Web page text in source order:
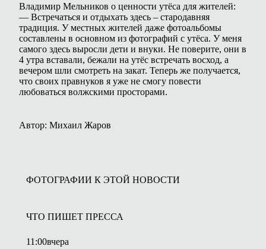
Владимир Мельников о ценности утёса для жителей:
— Встречаться и отдыхать здесь – стародавняя
традиция. У местных жителей даже фотоальбомы
составлены в основном из фотографий с утёса. У меня
самого здесь выросли дети и внуки. Не поверите, они в
4 утра вставали, бежали на утёс встречать восход, а
вечером шли смотреть на закат. Теперь же получается,
что своих правнуков я уже не смогу повести
любоваться волжскими просторами.
Автор: Михаил Жаров
ФОТОГРАФИИ К ЭТОЙ НОВОСТИ
ЧТО ПИШЕТ ПРЕССА
11:00вчера